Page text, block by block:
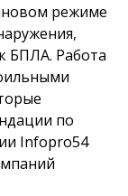
режиме
БПЛА. Работа
по
Infopro54